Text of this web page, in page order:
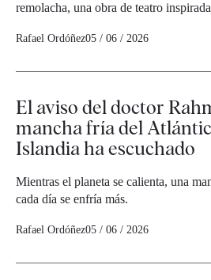
remolacha, una obra de teatro
Rafael Ordóñez05 / 06 / 2026
El aviso del doctor
mancha fría del
Islandia ha escuchado
Mientras el planeta se calienta, una
cada día se enfría más.
Rafael Ordóñez05 / 06 / 2026